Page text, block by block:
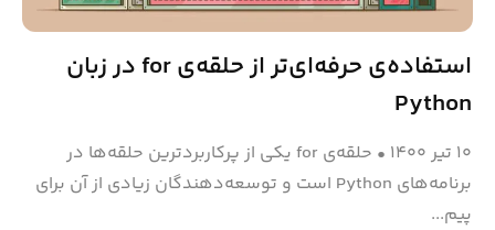
استفاده‌ی حرفه‌ای‌تر از حلقه‌ی for در زبان
Python
۱۰ تیر ۱۴۰۰ •
حلقه‌ی for یکی از پرکاربردترین حلقه‌ها در
برنامه‌های Python است و توسعه‌دهندگان زیادی از آن برای
پیم...